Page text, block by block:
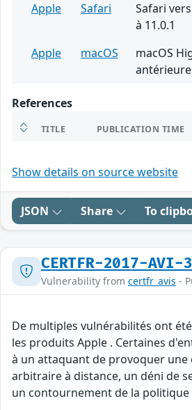
Apple
Safari
Safari
à 11.0.1
Apple
macOS
macOS
References
TITLE PUBLICATION TIME
Show details on source website
JSON Share To
CERTFR-2017-AVI-
Vulnerability from certfr_avis -
De multiples vulnérabilités ont
les produits Apple . Certaines
à un attaquant de provoquer une
arbitraire à distance, un déni de
un contournement de la politique